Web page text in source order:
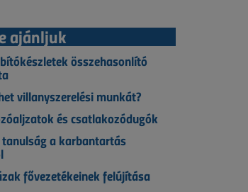
ajánljuk
összehasonlító
villanyszerelési munkát?
és csatlakozódugók
a karbantartás
fővezetékeinek felújítása